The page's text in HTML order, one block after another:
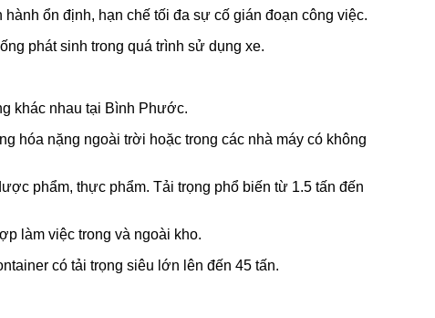
ổn định, hạn chế tối đa sự cố gián đoạn công việc.
phát sinh trong quá trình sử dụng xe.
khác nhau tại Bình Phước.
hóa nặng ngoài trời hoặc trong các nhà máy có không
phẩm, thực phẩm. Tải trọng phổ biến từ 1.5 tấn đến
làm việc trong và ngoài kho.
có tải trọng siêu lớn lên đến 45 tấn.